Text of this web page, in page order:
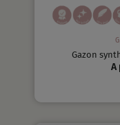
Gazon
A